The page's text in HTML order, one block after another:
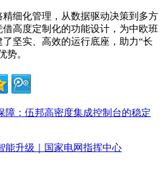
细化管理，从数据驱动决策到多方
高度定制化的功能设计，为中欧班
坚实、高效的运行底座，助力“长
势。
障：伍邦高密度集成控制台的稳定
能升级｜国家电网指挥中心